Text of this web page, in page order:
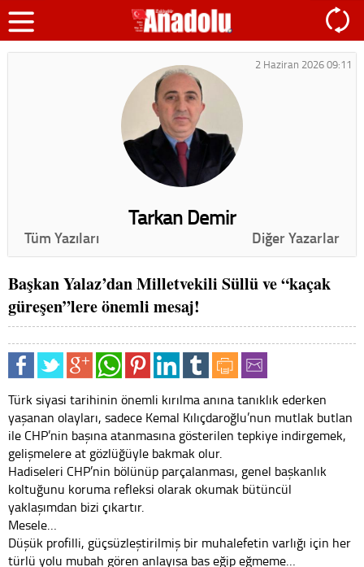
2 Haziran 2026 09:11
Tarkan Demir
Tüm Yazıları Diğer Yazarlar
Başkan Yalaz’dan Milletvekili Süllü ve “kaçak
güreşen”lere önemli mesaj!
Türk siyasi tarihinin önemli kırılma anına tanıklık ederken
yaşanan olayları, sadece Kemal Kılıçdaroğlu’nun mutlak butlan
ile CHP’nin başına atanmasına gösterilen tepkiye indirgemek,
gelişmelere at gözlüğüyle bakmak olur.
Hadiseleri CHP’nin bölünüp parçalanması, genel başkanlık
koltuğunu koruma refleksi olarak okumak bütüncül
yaklaşımdan bizi çıkartır.
Mesele…
Düşük profilli, güçsüzleştirilmiş bir muhalefetin varlığı için her
türlü yolu mubah gören anlayışa baş eğip eğmeme…